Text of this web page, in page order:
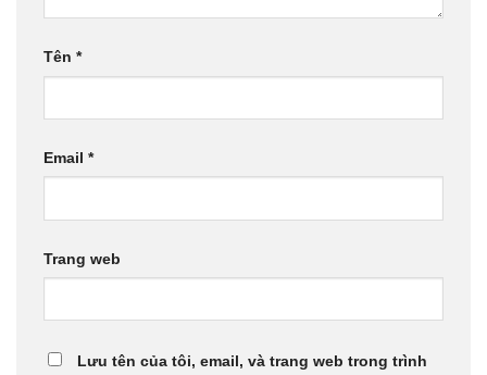
Tên *
Email *
Trang web
Lưu tên của tôi, email, và trang web trong trình